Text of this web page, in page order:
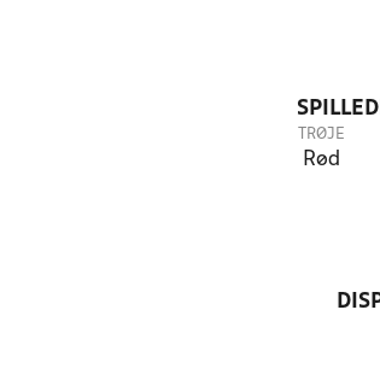
TRØJE
Rød